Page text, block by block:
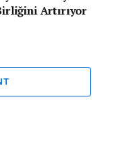
Artırıyor